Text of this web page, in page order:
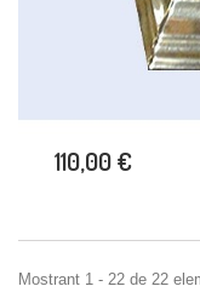
110,00 €
Mostrant 1 - 22 de 22